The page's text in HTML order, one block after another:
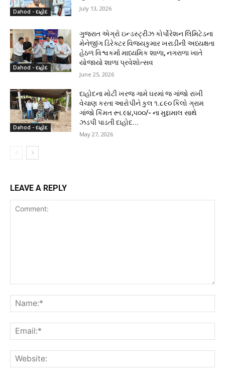
Dahod - દાહોદ July 13, 2026
Dahod - દાહોદ
ગુજરાત એગ્રો ઇન્ડસ્ટ્રીઝ કોર્પોરેશન લિમિટેડના
મેનેજીંગ ડિરેક્ટર વિજયકુમાર ખરાડીની અધ્યક્ષતા
હેઠળ વિશ્વકર્મા માધ્યમિક શાળા, નગરાળા ખાતે
યોજાયો શાળા પ્રવેશોત્સવ
June 25, 2026
Dahod - દાહોદ
દાહોદના મોટી ખરજ ગામે ઘરમાં જ ગાંજો રાખી
વેચાણ કરતા આરોપીને કુલ ૧.૮૯૦ કિલો ગ્રામ
ગાંજો કિંમત રૂા.૯૪,૫૦૦/- ના મુદ્દામાલ સાથે
ઝડપી પાડતી દાહોદ...
May 27, 2026
LEAVE A REPLY